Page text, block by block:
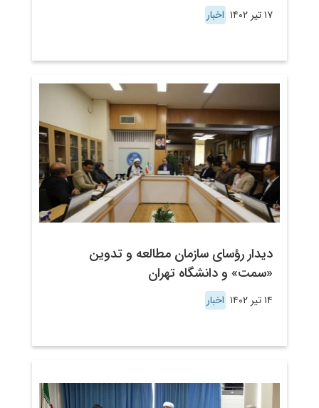
۱۷ تیر ۱۴۰۲ اخبار
دیدار رؤسای سازمان مطالعه و تدوین
«سمت» و دانشگاه تهران
۱۴ تیر ۱۴۰۲ اخبار